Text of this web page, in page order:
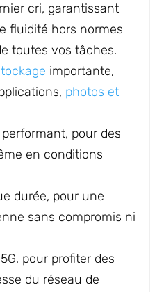
cri, garantissant
fluidité hors normes
toutes vos tâches.
importante,
photos et
pour des
en conditions
durée, pour une
sans compromis ni
pour profiter des
du réseau de